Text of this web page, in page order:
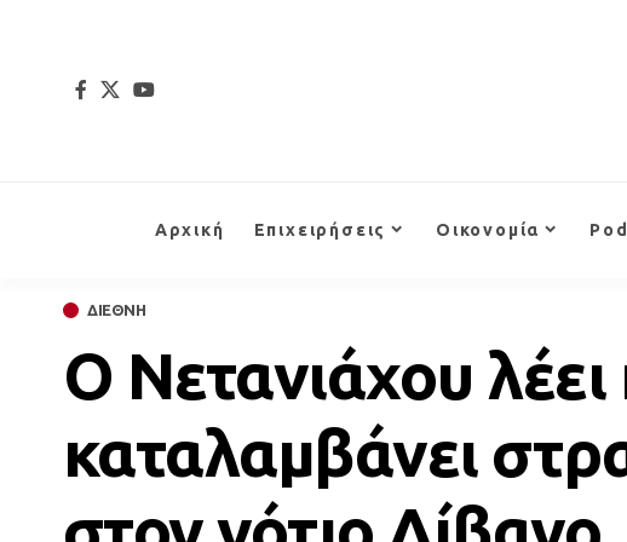
Αρχική Επιχειρήσεις Οικονομία
ΔΙΕΘΝΗ
Ο Νετανιάχου
καταλαμβάνει